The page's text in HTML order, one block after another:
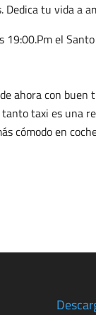
tu vida a
19:00.Pm el
ahora con
taxi es una
cómodo en